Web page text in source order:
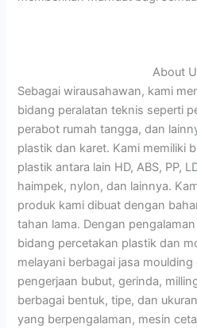
About
Sebagai wirausahawan, kami
bidang peralatan teknis seperti
perabot rumah tangga, dan
plastik dan karet. Kami memiliki
plastik antara lain HD, ABS, PP,
haimpek, nylon, dan lainnya.
produk kami dibuat dengan
tahan lama. Dengan
bidang percetakan plastik dan
melayani berbagai jasa
pengerjaan bubut, gerinda,
berbagai bentuk, tipe, dan
yang berpengalaman, mesin